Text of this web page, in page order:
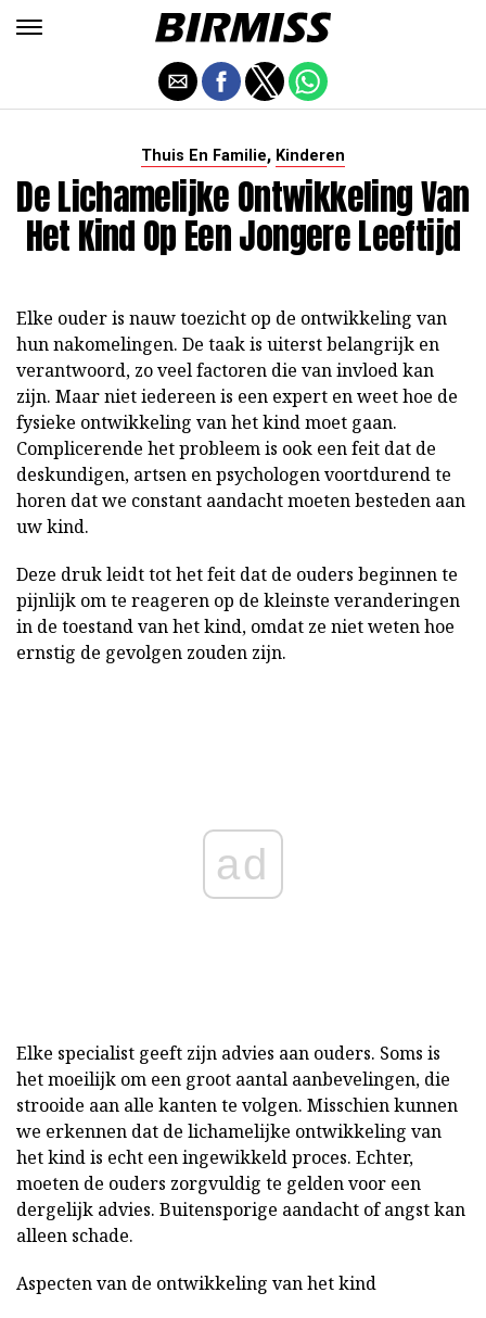
Thuis En Familie, Kinderen
De Lichamelijke Ontwikkeling Van
Het Kind Op Een Jongere Leeftijd
Elke ouder is nauw toezicht op de ontwikkeling van
hun nakomelingen. De taak is uiterst belangrijk en
verantwoord, zo veel factoren die van invloed kan
zijn. Maar niet iedereen is een expert en weet hoe de
fysieke ontwikkeling van het kind moet gaan.
Complicerende het probleem is ook een feit dat de
deskundigen, artsen en psychologen voortdurend te
horen dat we constant aandacht moeten besteden aan
uw kind.
Deze druk leidt tot het feit dat de ouders beginnen te
pijnlijk om te reageren op de kleinste veranderingen
in de toestand van het kind, omdat ze niet weten hoe
ernstig de gevolgen zouden zijn.
ad
Elke specialist geeft zijn advies aan ouders. Soms is
het moeilijk om een groot aantal aanbevelingen, die
strooide aan alle kanten te volgen. Misschien kunnen
we erkennen dat de lichamelijke ontwikkeling van
het kind is echt een ingewikkeld proces. Echter,
moeten de ouders zorgvuldig te gelden voor een
dergelijk advies. Buitensporige aandacht of angst kan
alleen schade.
Aspecten van de ontwikkeling van het kind